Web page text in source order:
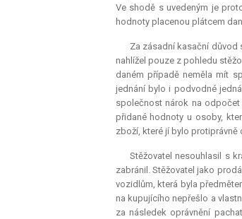
Ve shodě s uvedeným je
hodnoty placenou plátcem
Za zásadní kasační důvod
nahlížel pouze z pohledu
daném případě neměla mít
jednání bylo i podvodné
společnost nárok na
přidané hodnoty u osoby,
zboží, které jí bylo
Stěžovatel nesouhlasil s
zabránil. Stěžovatel jako
vozidlům, která byla
na kupujícího nepřešlo a
za následek oprávnění